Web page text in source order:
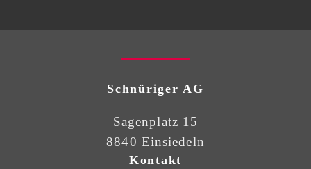
Schnüriger AG
Sagenplatz 15
8840 Einsiedeln
Kontakt